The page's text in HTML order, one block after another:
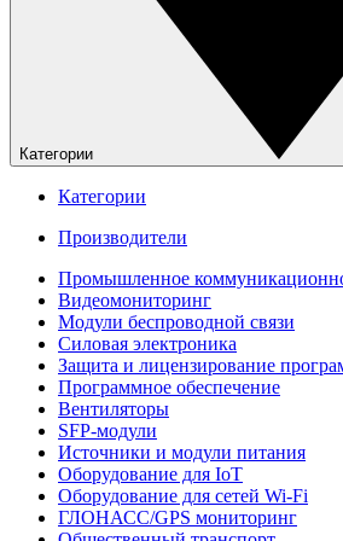
Категории
Категории
Производители
Промышленное
Видеомониторинг
Модули беспроводной связи
Силовая электроника
Защита и лицензирование
Программное обеспечение
Вентиляторы
SFP-модули
Источники и модули питания
Оборудование для IoT
Оборудование для сетей Wi-Fi
ГЛОНАСС/GPS мониторинг